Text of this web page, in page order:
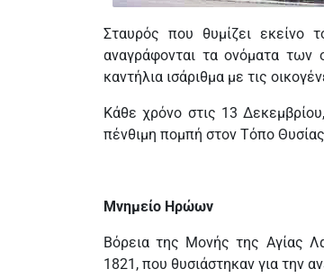
Σταυρός που θυμίζει εκείνο
αναγράφονται τα ονόματα των
καντήλια ισάριθμα με τις
Κάθε χρόνο στις 13
πένθιμη πομπή στον Τόπο
Μνημείο Ηρώων
Βόρεια της Μονής της Αγίας
1821, που θυσιάστηκαν για την